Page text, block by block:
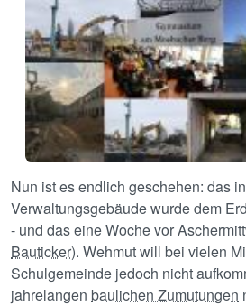
Nun ist es endlich geschehen: das
Verwaltungsgebäude wurde dem
- und das eine Woche vor
Bauticker). Wehmut will bei vielen
Schulgemeinde jedoch nicht
jahrelangen baulichen Zumutungen